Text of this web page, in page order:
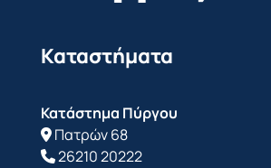
Καταστήματα
Κατάστημα Πύργου
Πατρών 68
26210 20222